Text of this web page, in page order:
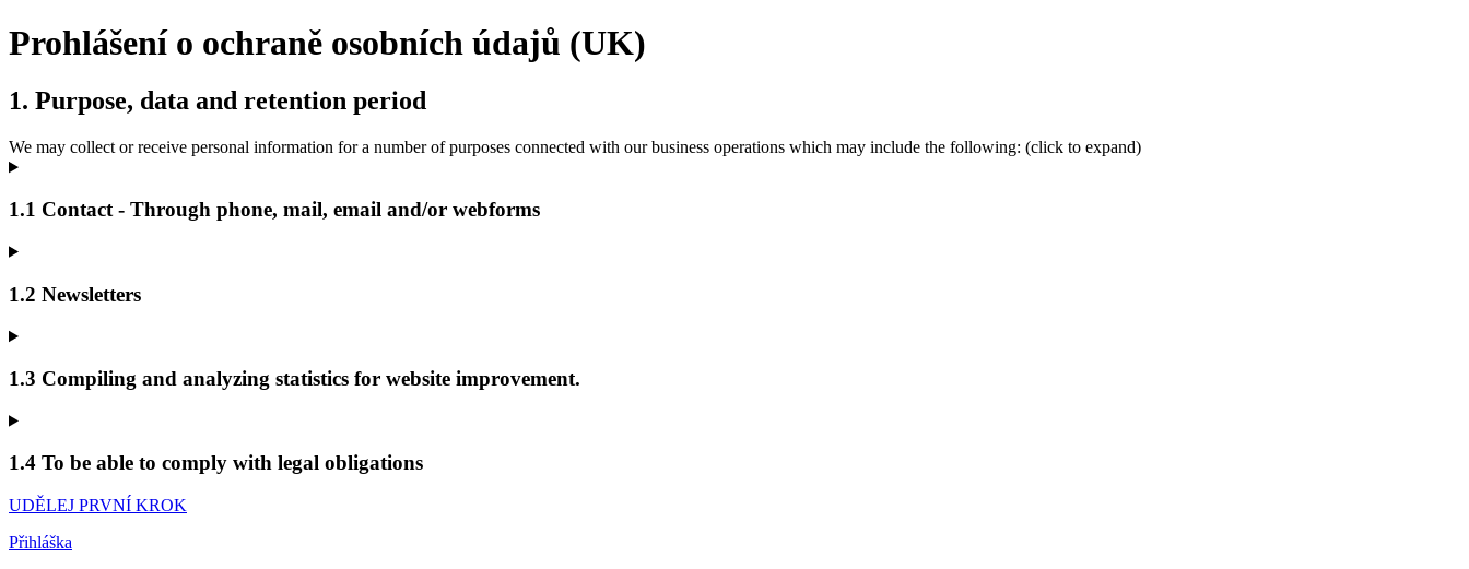
Prohlášení o ochraně osobních údajů (UK)
1. Purpose, data and retention period
We may collect or receive personal information for a number of purposes connected with our business operations which may include the following: (click to expand)
1.1 Contact - Through phone, mail, email and/or webforms
1.2 Newsletters
1.3 Compiling and analyzing statistics for website improvement.
1.4 To be able to comply with legal obligations
UDĚLEJ PRVNÍ KROK
Přihláška